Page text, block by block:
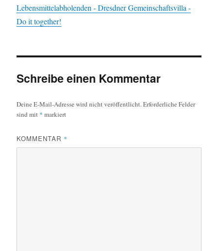
Lebensmittelabholenden - Dresdner Gemeinschaftsvilla -
Do it together!
Schreibe einen Kommentar
Deine E-Mail-Adresse wird nicht veröffentlicht.Erforderliche Felder
sind mit * markiert
KOMMENTAR *